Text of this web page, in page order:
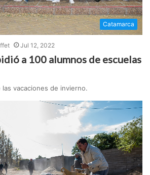
Catamarca
Jul 12, 2022
a 100 alumnos de escuelas
vacaciones de invierno.